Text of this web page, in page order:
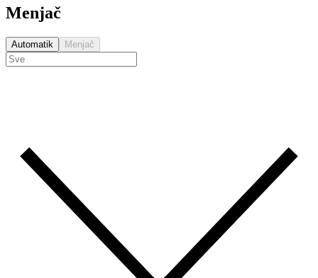
Menjač
Automatik Menjač